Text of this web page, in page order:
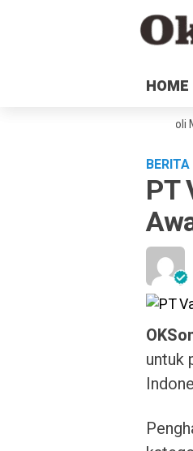
HOME
HOME
Hukum dan Petani Laoli
BERITA
PT
untuk